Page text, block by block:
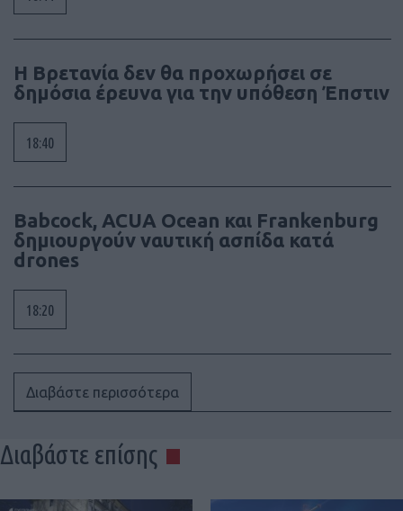
Η Βρετανία δεν θα προχωρήσει σε
δημόσια έρευνα για την υπόθεση Έπστιν
18:40
Babcock, ACUA Ocean και Frankenburg
δημιουργούν ναυτική ασπίδα κατά
drones
18:20
Διαβάστε περισσότερα
Διαβάστε επίσης